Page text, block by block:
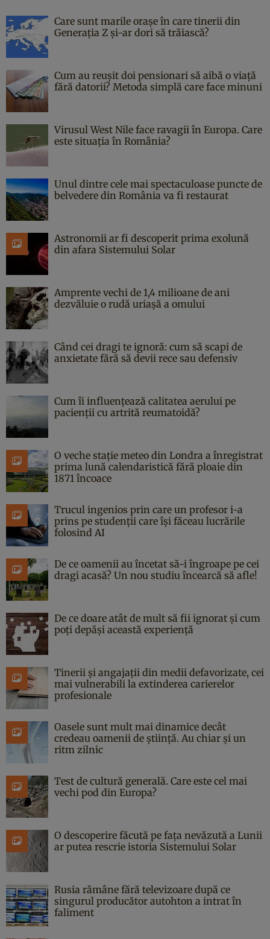
Care sunt marile orașe în care tinerii din
Generația Z și-ar dori să trăiască?
Cum au reușit doi pensionari să aibă o viață
fără datorii? Metoda simplă care face minuni
Virusul West Nile face ravagii în Europa. Care
este situația în România?
Unul dintre cele mai spectaculoase puncte de
belvedere din România va fi restaurat
Astronomii ar fi descoperit prima exolună
din afara Sistemului Solar
Amprente vechi de 1,4 milioane de ani
dezvăluie o rudă uriașă a omului
Când cei dragi te ignoră: cum să scapi de
anxietate fără să devii rece sau defensiv
Cum îi influențează calitatea aerului pe
pacienții cu artrită reumatoidă?
O veche stație meteo din Londra a înregistrat
prima lună calendaristică fără ploaie din
1871 încoace
Trucul ingenios prin care un profesor i-a
prins pe studenții care își făceau lucrările
folosind AI
De ce oamenii au încetat să-i îngroape pe cei
dragi acasă? Un nou studiu încearcă să afle!
De ce doare atât de mult să fii ignorat și cum
poți depăși această experiență
Tinerii și angajații din medii defavorizate, cei
mai vulnerabili la extinderea carierelor
profesionale
Oasele sunt mult mai dinamice decât
credeau oamenii de știință. Au chiar și un
ritm zilnic
Test de cultură generală. Care este cel mai
vechi pod din Europa?
O descoperire făcută pe fața nevăzută a Lunii
ar putea rescrie istoria Sistemului Solar
Rusia rămâne fără televizoare după ce
singurul producător autohton a intrat în
faliment